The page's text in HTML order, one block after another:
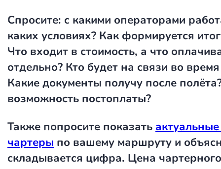
Спросите: с какими операторами
каких условиях? Как формируется
Что входит в стоимость, а что
отдельно? Кто будет на связи во
Какие документы получу после
возможность постоплаты?
Также попросите показать
чартеры по вашему маршруту и
складывается цифра. Цена